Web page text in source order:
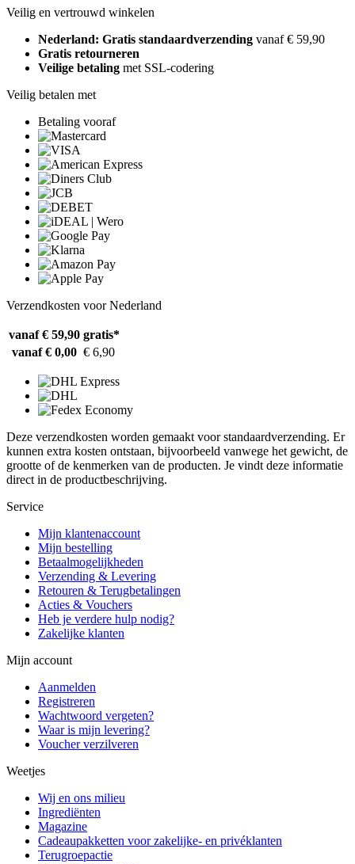
Veilig en vertrouwd winkelen
Nederland: Gratis standaardverzending vanaf € 59,90
Gratis retourneren
Veilige betaling met SSL-codering
Veilig betalen met
Betaling vooraf
Verzendkosten voor Nederland
vanaf € 59,90 gratis*
vanaf € 0,00 € 6,90
Deze verzendkosten worden gemaakt voor standaardverzending. Er
kunnen extra kosten ontstaan, bijvoorbeeld vanwege het gewicht, de
grootte of de kenmerken van de producten. Je vindt deze informatie
direct in de productbeschrijving.
Service
Mijn klantenaccount
Mijn bestelling
Betaalmogelijkheden
Verzending & Levering
Retouren & Terugbetalingen
Acties & Vouchers
Heb je verdere hulp nodig?
Zakelijke klanten
Mijn account
Aanmelden
Registreren
Wachtwoord vergeten?
Waar is mijn levering?
Voucher verzilveren
Weetjes
Wij en ons milieu
Ingrediënten
Magazine
Cadeaupakketten voor zakelijke- en privéklanten
Terugroepactie